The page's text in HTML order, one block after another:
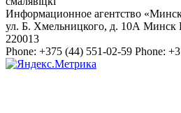
Информационное агентство
ул. Б. Хмельницкого, д. 10А Минск
220013
Phone: +375 (44) 551-02-59 Phone: